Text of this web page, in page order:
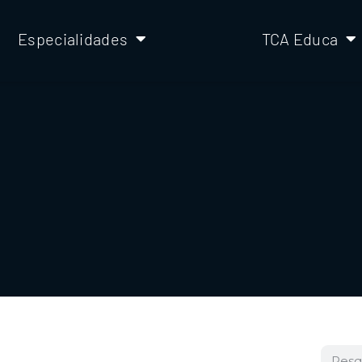
Especialidades TCA Educa